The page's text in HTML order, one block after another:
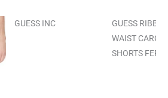
GUESS INC
GUESS
WAIST CARGO
SHORTS FERN